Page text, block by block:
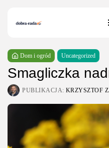
Dom i ogród Uncategorized
Smagliczka
PUBLIKACJA: KRZYSZTOF